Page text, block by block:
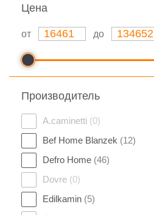
Цeна
от до
Производитель
A.caminetti (0)
Bef Home Blanzek (12)
Defro Home (46)
Dovre (0)
Edilkamin (5)